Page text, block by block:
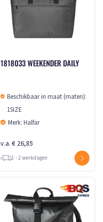
1818033 WEEKENDER DAILY
Beschikbaar in maat (maten):
1SIZE
Merk: Halfar
v.a. € 26,85
1 - 2 werkdagen